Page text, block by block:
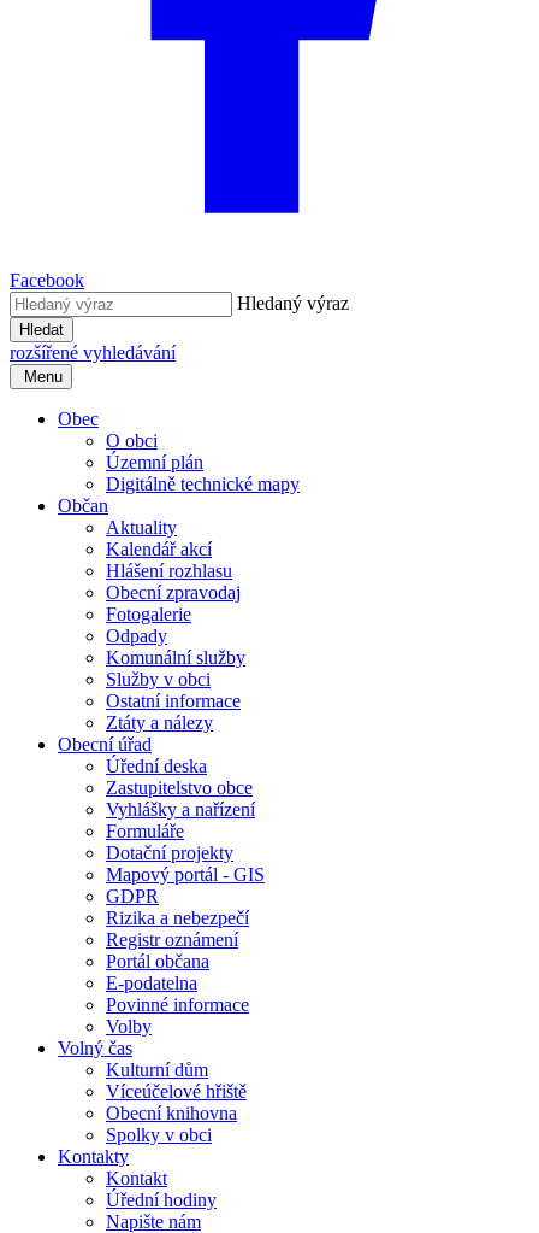
Facebook
Hledaný výraz
Hledat
rozšířené vyhledávání
Menu
Obec
O obci
Územní plán
Digitálně technické mapy
Občan
Aktuality
Kalendář akcí
Hlášení rozhlasu
Obecní zpravodaj
Fotogalerie
Odpady
Komunální služby
Služby v obci
Ostatní informace
Ztáty a nálezy
Obecní úřad
Úřední deska
Zastupitelstvo obce
Vyhlášky a nařízení
Formuláře
Dotační projekty
Mapový portál - GIS
GDPR
Rizika a nebezpečí
Registr oznámení
Portál občana
E-podatelna
Povinné informace
Volby
Volný čas
Kulturní dům
Víceúčelové hřiště
Obecní knihovna
Spolky v obci
Kontakty
Kontakt
Úřední hodiny
Napište nám